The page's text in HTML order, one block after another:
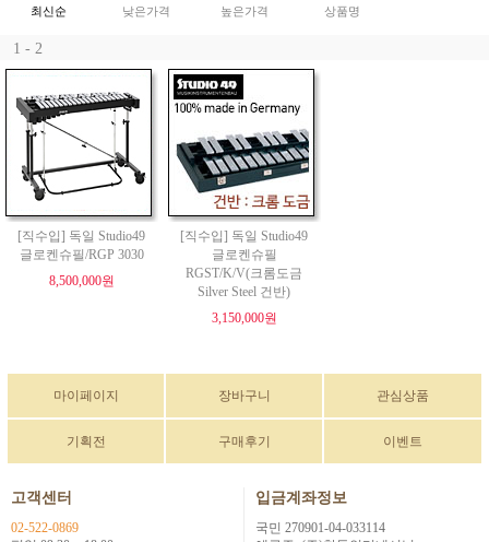
최신순 낮은가격 높은가격 상품명
1 - 2
[직수입] 독일 Studio49
글로켄슈필/RGP 3030
8,500,000원
[직수입] 독일 Studio49
글로켄슈필
RGST/K/V(크롬도금
Silver Steel 건반)
3,150,000원
마이페이지 장바구니 관심상품
기획전 구매후기 이벤트
고객센터
02-522-0869
입금계좌정보
국민 270901-04-033114